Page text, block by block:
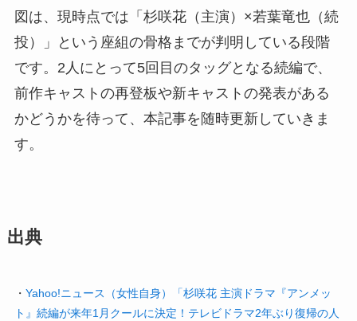
図は、現時点では「杉咲花（主演）×若葉竜也（続
投）」という座組の骨格までが判明している段階
です。2人にとって5回目のタッグとなる続編で、
前作キャストの再登板や新キャストの発表がある
かどうかを待って、本記事を随時更新していきま
す。
出典
・ Yahoo!ニュース（女性自身）「杉咲花 主演ドラマ『アンメッ
ト』続編が来年1月クールに決定！テレビドラマ2年ぶり復帰の人